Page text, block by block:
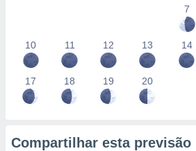
7
10 11 12 13 14
17 18 19 20
Compartilhar esta previsão